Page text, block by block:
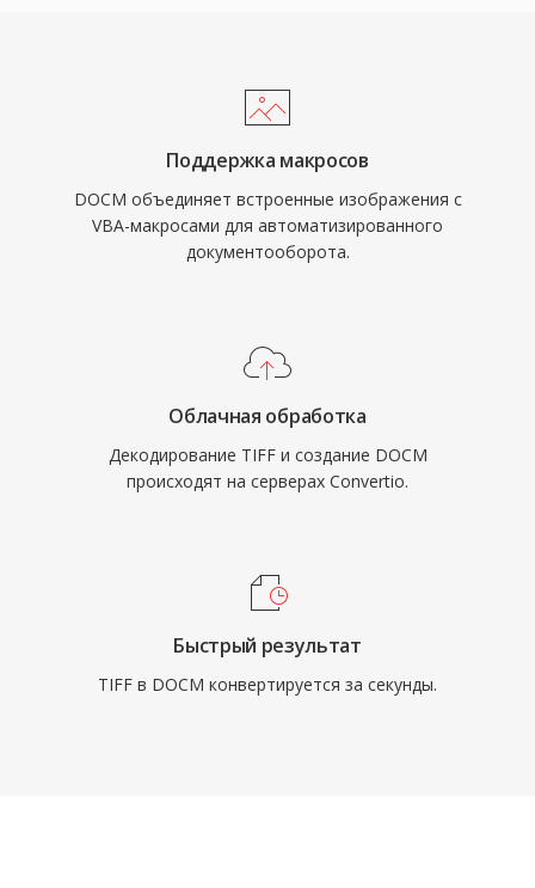
Поддержка макросов
DOCM объединяет встроенные изображения с
VBA-макросами для автоматизированного
документооборота.
Облачная обработка
Декодирование TIFF и создание DOCM
происходят на серверах Convertio.
Быстрый результат
TIFF в DOCM конвертируется за секунды.